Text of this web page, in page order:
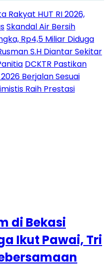
Rakyat HUT RI 2026,
Skandal Air Bersih
Rp4,5 Miliar Diduga
S.H Diantar Sekitar
DCKTR Pastikan
Berjalan Sesuai
Raih Prestasi
di Bekasi
Ikut Pawai, Tri